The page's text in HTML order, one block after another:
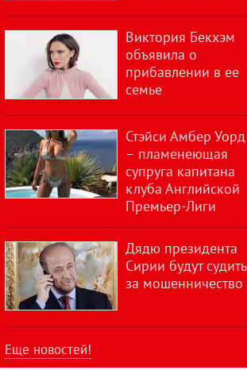
Виктория Бекхэм
объявила о
прибавлении в ее
семье
Стэйси Амбер Уорд
– пламенеющая
супруга капитана
клуба Английской
Премьер-Лиги
Дядю президента
Сирии будут судить
за мошенничество
Еще новостей!